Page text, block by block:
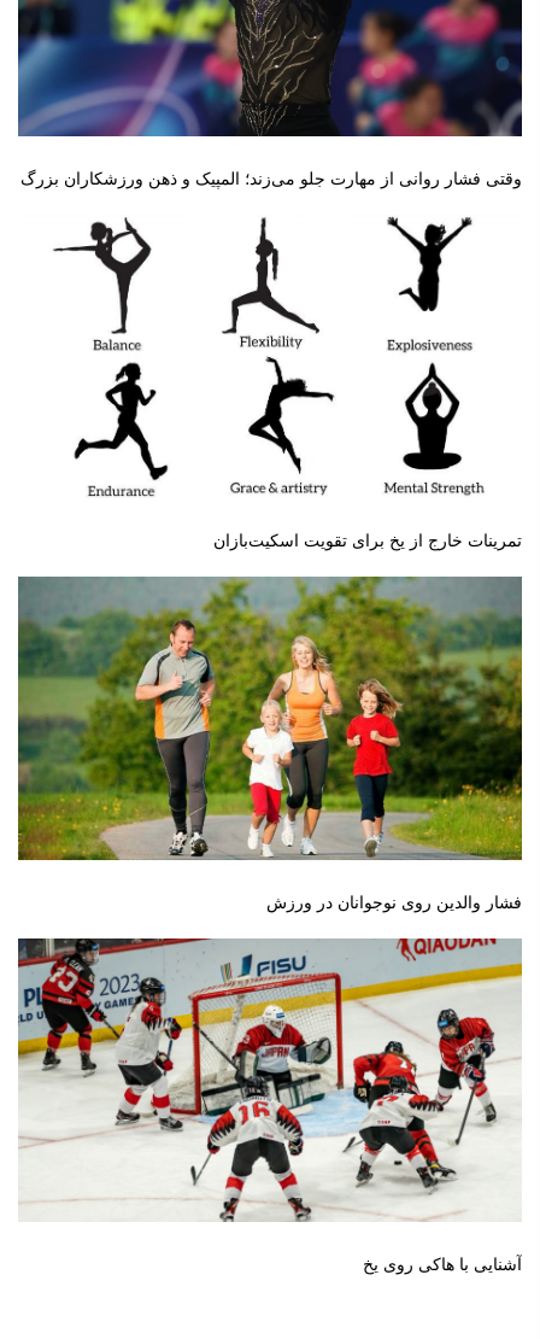
وقتی فشار روانی از مهارت جلو می‌زند؛ المپیک و ذهن ورزشکاران بزرگ
تمرینات خارج از یخ برای تقویت اسکیت‌بازان
فشار والدین روی نوجوانان در ورزش
آشنایی با هاکی روی یخ